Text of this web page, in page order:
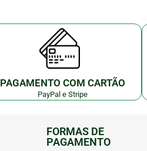
PAGAMENTO COM CARTÃO
PayPal e Stripe
FORMAS DE
PAGAMENTO